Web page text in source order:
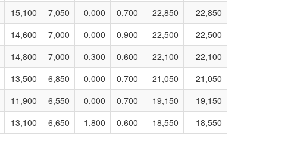
15,100 7,050 0,000 0,700 22,850
22,850
14,600 7,000 0,000 0,900 22,500
22,500
14,800 7,000 -0,300 0,600 22,100
22,100
13,500 6,850 0,000 0,700 21,050
21,050
11,900 6,550 0,000 0,700 19,150
19,150
13,100 6,650 -1,800 0,600 18,550 18,550